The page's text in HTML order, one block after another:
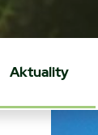
Aktuality